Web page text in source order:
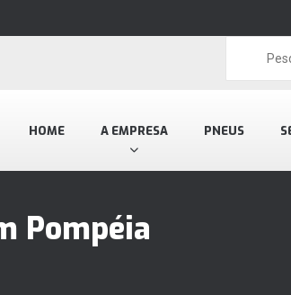
HOME A EMPRESA PNEUS
Pompéia